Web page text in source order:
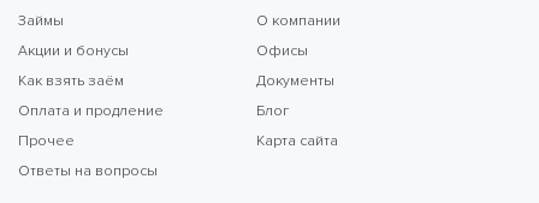
Займы
Акции и бонусы
Как взять заём
Оплата и продление
Прочее
Ответы на вопросы
О компании
Офисы
Документы
Блог
Карта сайта